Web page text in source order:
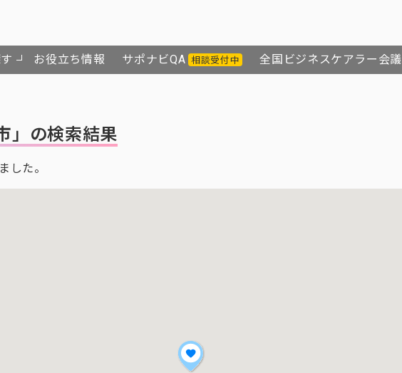
お役立ち情報 サポナビQA 相談受付中 全国ビジネスケアラー会議
」の検索結果
した。